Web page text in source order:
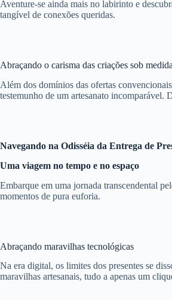
Aventure-se ainda mais no labirinto e
tangível de conexões queridas.
Abraçando o carisma das criações sob medida
Além dos domínios das ofertas
testemunho de um artesanato incomparável.
Navegando na Odisséia da Entrega de
Uma viagem no tempo e no espaço
Embarque em uma jornada transcendental
momentos de pura euforia.
Abraçando maravilhas tecnológicas
Na era digital, os limites dos presentes se
maravilhas artesanais, tudo a apenas um